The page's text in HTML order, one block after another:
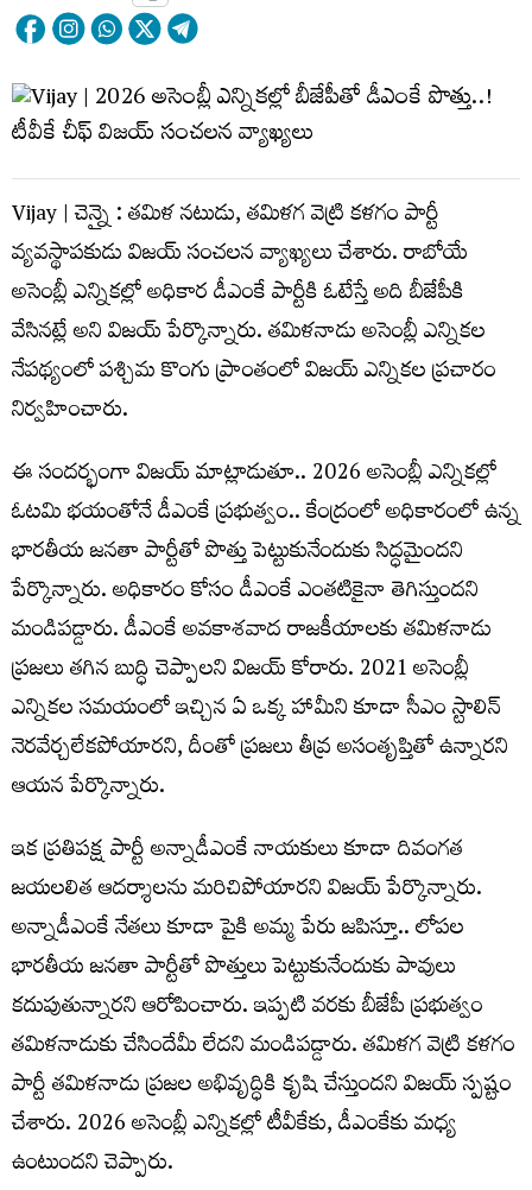
Vijay | చెన్నై : త‌మిళ న‌టుడు, త‌మిళ‌గ వెట్రి క‌ళ‌గం పార్టీ
వ్య‌వ‌స్థాప‌కుడు విజ‌య్ సంచ‌ల‌న వ్యాఖ్య‌లు చేశారు. రాబోయే
అసెంబ్లీ ఎన్నిక‌ల్లో అధికార డీఎంకే పార్టీకి ఓటేస్తే అది బీజేపీకి
వేసిన‌ట్లే అని విజ‌య్ పేర్కొన్నారు. త‌మిళ‌నాడు అసెంబ్లీ ఎన్నిక‌ల
నేప‌థ్యంలో ప‌శ్చిమ కొంగు ప్రాంతంలో విజ‌య్ ఎన్నిక‌ల ప్ర‌చారం
నిర్వ‌హించారు.
ఈ సంద‌ర్భంగా విజ‌య్ మాట్లాడుతూ.. 2026 అసెంబ్లీ ఎన్నిక‌ల్లో
ఓట‌మి భ‌యంతోనే డీఎంకే ప్ర‌భుత్వం.. కేంద్రంలో అధికారంలో ఉన్న
భార‌తీయ జ‌న‌తా పార్టీతో పొత్తు పెట్టుకునేందుకు సిద్ధ‌మైంద‌ని
పేర్కొన్నారు. అధికారం కోసం డీఎంకే ఎంత‌టికైనా తెగిస్తుంద‌ని
మండిప‌డ్డారు. డీఎంకే అవ‌కాశ‌వాద రాజ‌కీయాల‌కు త‌మిళ‌నాడు
ప్ర‌జ‌లు త‌గిన బుద్ధి చెప్పాల‌ని విజ‌య్ కోరారు. 2021 అసెంబ్లీ
ఎన్నిక‌ల స‌మ‌యంలో ఇచ్చిన ఏ ఒక్క హామీని కూడా సీఎం స్టాలిన్
నెర‌వేర్చ‌లేక‌పోయార‌ని, దీంతో ప్ర‌జ‌లు తీవ్ర అసంతృప్తితో ఉన్నార‌ని
ఆయ‌న పేర్కొన్నారు.
ఇక ప్ర‌తిపక్ష పార్టీ అన్నాడీఎంకే నాయ‌కులు కూడా దివంగ‌త
జ‌య‌ల‌లిత ఆద‌ర్శాల‌ను మ‌రిచిపోయార‌ని విజ‌య్ పేర్కొన్నారు.
అన్నాడీఎంకే నేత‌లు కూడా పైకి అమ్మ పేరు జ‌పిస్తూ.. లోప‌ల
భార‌తీయ జ‌న‌తా పార్టీతో పొత్తులు పెట్టుకునేందుకు పావులు
క‌దుపుతున్నార‌ని ఆరోపించారు. ఇప్ప‌టి వ‌ర‌కు బీజేపీ ప్ర‌భుత్వం
త‌మిళ‌నాడుకు చేసిందేమీ లేద‌ని మండిప‌డ్డారు. త‌మిళ‌గ వెట్రి క‌ళ‌గం
పార్టీ త‌మిళ‌నాడు ప్ర‌జ‌ల అభివృద్ధికి కృషి చేస్తుంద‌ని విజ‌య్ స్ప‌ష్టం
చేశారు. 2026 అసెంబ్లీ ఎన్నిక‌ల్లో టీవీకేకు, డీఎంకేకు మ‌ధ్య
ఉంటుంద‌ని చెప్పారు.